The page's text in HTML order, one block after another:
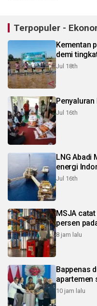
Terpopuler -
Kementan
demi
Jul 18th
Jul 16th
LNG Abadi
energi
Jul 16th
MSJA
persen
8 jam lalu
Bappenas
apartemen
10 jam lalu